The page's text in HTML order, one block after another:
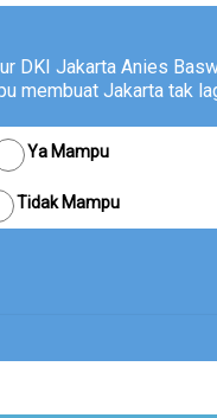
DKI Jakarta Anies
membuat Jakarta tak
Ya Mampu
Tidak Mampu